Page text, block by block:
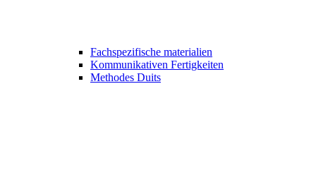
Fachspezifische materialien
Kommunikativen Fertigkeiten
Methodes Duits